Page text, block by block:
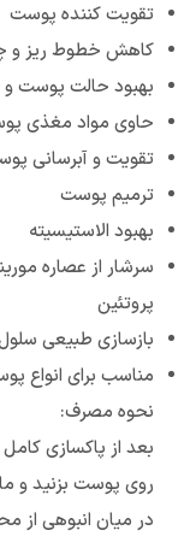
تقویت کننده پوست
کاهش خطوط ریز و
بهبود حالت پوست و
حاوی مواد مغذی
تقویت و آبرسانی
ترمیم پوست
بهبود الاستیسیته
سرشار از عصاره
پروتئین
بازسازی طبیعی
مناسب برای انواع
نحوه مصرف:
بعد از پاکسازی
روی پوست بزنید و
در میان انبوهی از